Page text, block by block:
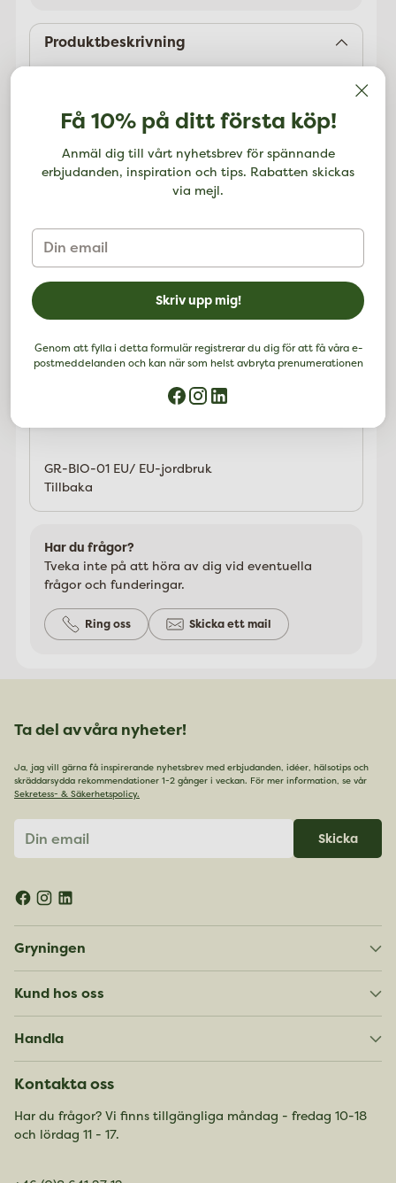
Få 10% på ditt första köp!
Anmäl dig till vårt nyhetsbrev för spännande
erbjudanden, inspiration och tips. Rabatten skickas
via mejl.
Din
email
Skriv upp mig!
Genom att fylla i detta formulär registrerar du dig för att få våra e-
postmeddelanden och kan när som helst avbryta prenumerationen
Produktbeskrivning
komplex och fruktig smak. Skördas precis före
vintern och lagras i 6 månader.
Ingredienser:
Kalamataoliver* (56%), vatten, rödvinsättika*,
Näringsvärde per 100 g:
varav sockerarter..........0,1 g
Fibrer..........4,1 g
GR-BIO-01 EU/ EU-jordbruk
Tillbaka
Har du frågor?
Tveka inte på att höra av dig vid eventuella
frågor och funderingar.
Ring oss Skicka ett mail
Ta del av våra nyheter!
Ja, jag vill gärna få inspirerande nyhetsbrev med erbjudanden, idéer, hälsotips och
skräddarsydda rekommendationer 1-2 gånger i veckan. För mer information, se vår
Sekretess- & Säkerhetspolicy.
email
Skicka
Gryningen
Kund hos oss
Handla
Kontakta oss
Har du frågor? Vi finns tillgängliga måndag - fredag 10-18
och lördag 11 - 17.